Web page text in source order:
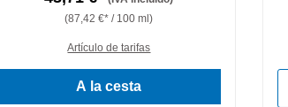
(87,42 €* / 100 ml)
Artículo de tarifas
A la cesta